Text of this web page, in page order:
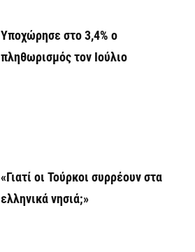
Υποχώρησε στο 3,4% ο
πληθωρισμός τον Ιούλιο
«Γιατί οι Τούρκοι συρρέουν στα
ελληνικά νησιά;»